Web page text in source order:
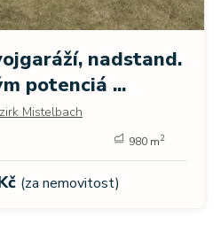
nadstand.
potenciá ...
Mistelbach
980 m2
(za nemovitost)